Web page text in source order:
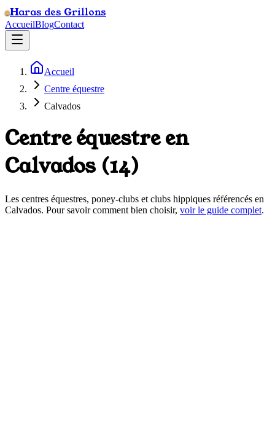
Haras des Grillons
AccueilBlogContact
Accueil
Centre équestre
Calvados
Centre équestre en
Calvados (14)
Les centres équestres, poney-clubs et clubs hippiques référencés en
Calvados. Pour savoir comment bien choisir, voir le guide complet.